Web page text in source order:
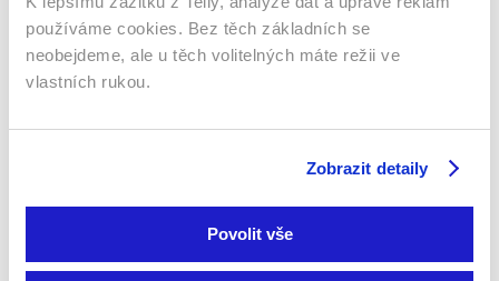
používáme cookies. Bez těch základních se
neobejdeme, ale u těch volitelných máte režii ve
vlastních rukou.
Zobrazit detaily
Povolit vše
Sledovat internetovou televizi jde odkudkoliv
po celé EU, a to až na 6 zařízeních.